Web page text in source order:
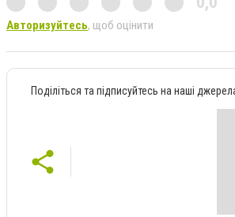
Авторизуйтесь, щоб оцінити
Поділіться та підписуйтесь на наші